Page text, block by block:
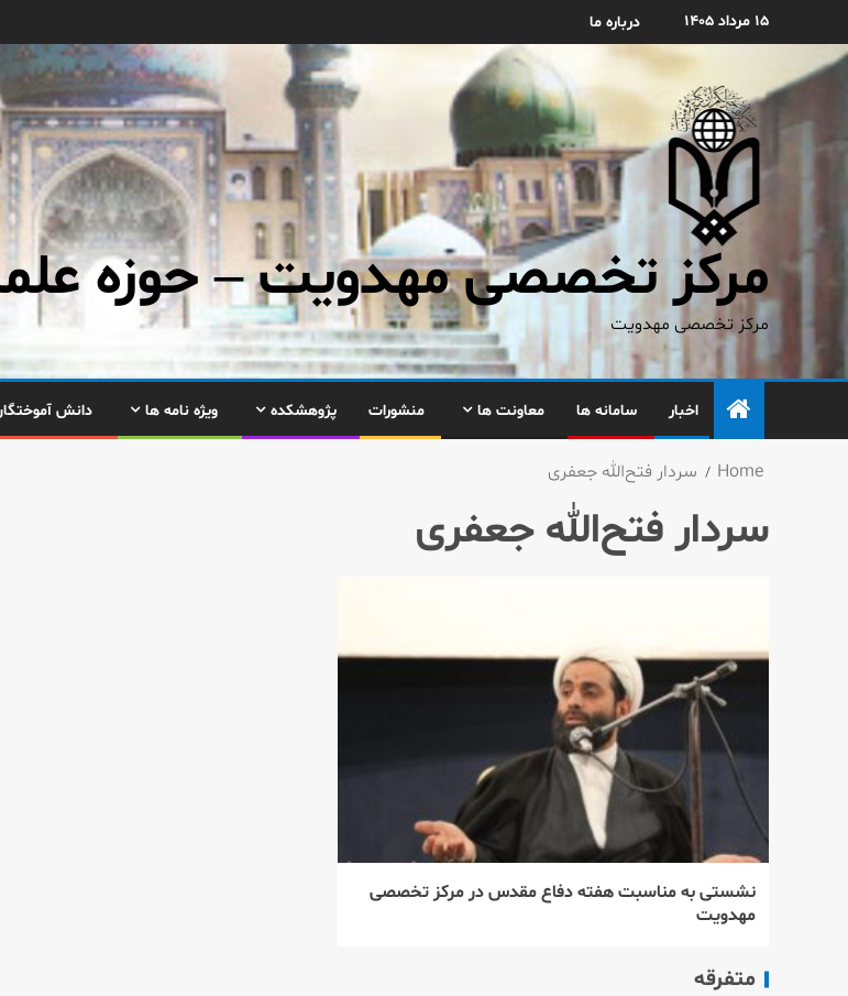
۱۵ مرداد ۱۴۰۵ درباره ما
مرکز تخصصی مهدویت – حوزه
مرکز تخصصی مهدویت
اخبار سامانه ها معاونت ها منشورات پژوهشکده ویژه نامه ها دانش
Home سردار فتح‌الله جعفری
سردار فتح‌الله جعفری
نشستی به مناسبت هفته دفاع مقدس در مرکز تخصصی
مهدویت
متفرقه